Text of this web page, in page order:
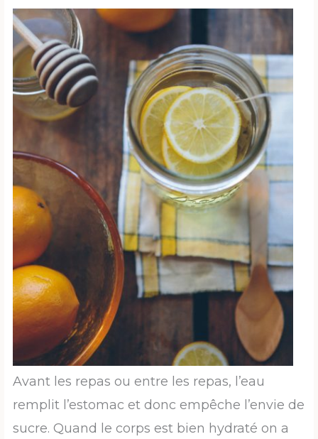
Avant les repas ou entre les repas, l’eau
remplit l’estomac et donc empêche l’envie de
sucre. Quand le corps est bien hydraté on a